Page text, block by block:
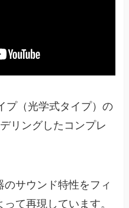
プ（光学式タイプ）の
リングしたコンプレ
サウンド特性をフィ
て再現しています。